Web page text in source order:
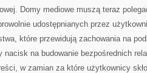
Domy mediowe muszą teraz
udostępnianych przez
które przewidują zachowania na
nacisk na budowanie bezpośrednich
w zamian za które użytkownicy